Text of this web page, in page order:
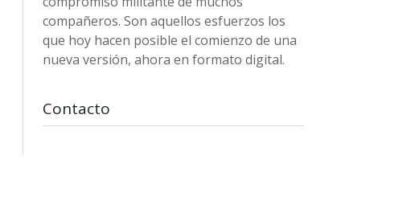
compañeros. Son aquellos esfuerzos los
que hoy hacen posible el comienzo de una
nueva versión, ahora en formato digital.
Contacto